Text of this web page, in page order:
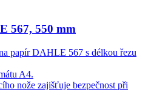
567, 550 mm
papír DAHLE 567 s délkou řezu
A4.
nože zajišťuje bezpečnost při